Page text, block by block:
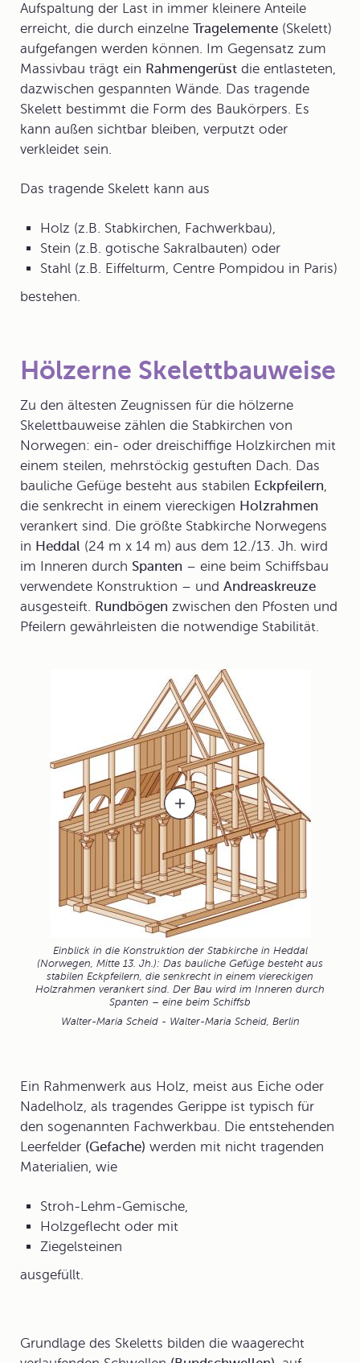
Aufspaltung der Last in immer kleinere Anteile
erreicht, die durch einzelne Tragelemente (Skelett)
aufgefangen werden können. Im Gegensatz zum
Massivbau trägt ein Rahmengerüst die entlasteten,
dazwischen gespannten Wände. Das tragende
Skelett bestimmt die Form des Baukörpers. Es
kann außen sichtbar bleiben, verputzt oder
verkleidet sein.
Das tragende Skelett kann aus
Holz (z.B. Stabkirchen, Fachwerkbau),
Stein (z.B. gotische Sakralbauten) oder
Stahl (z.B. Eiffelturm, Centre Pompidou in Paris)
bestehen.
Hölzerne Skelettbauweise
Zu den ältesten Zeugnissen für die hölzerne
Skelettbauweise zählen die Stabkirchen von
Norwegen: ein- oder dreischiffige Holzkirchen mit
einem steilen, mehrstöckig gestuften Dach. Das
bauliche Gefüge besteht aus stabilen Eckpfeilern,
die senkrecht in einem viereckigen Holzrahmen
verankert sind. Die größte Stabkirche Norwegens
in Heddal (24 m x 14 m) aus dem 12./13. Jh. wird
im Inneren durch Spanten – eine beim Schiffsbau
verwendete Konstruktion – und Andreaskreuze
ausgesteift. Rundbögen zwischen den Pfosten und
Pfeilern gewährleisten die notwendige Stabilität.
Einblick in die Konstruktion der Stabkirche in Heddal
(Norwegen, Mitte 13. Jh.): Das bauliche Gefüge besteht aus
stabilen Eckpfeilern, die senkrecht in einem viereckigen
Holzrahmen verankert sind. Der Bau wird im Inneren durch
Spanten – eine beim Schiffsb
Walter-Maria Scheid - Walter-Maria Scheid, Berlin
Ein Rahmenwerk aus Holz, meist aus Eiche oder
Nadelholz, als tragendes Gerippe ist typisch für
den sogenannten Fachwerkbau. Die entstehenden
Leerfelder (Gefache) werden mit nicht tragenden
Materialien, wie
Stroh-Lehm-Gemische,
Holzgeflecht oder mit
Ziegelsteinen
ausgefüllt.
Grundlage des Skeletts bilden die waagerecht